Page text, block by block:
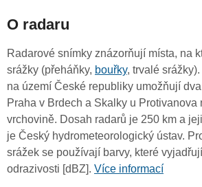
O radaru
Radarové snímky znázorňují místa, na
srážky (přeháňky, bouřky, trvalé
na území České republiky umožňují
Praha v Brdech a Skalky u Protivanova
vrchovině. Dosah radarů je 250 km a
je Český hydrometeorologický ústav.
srážek se používají barvy, které
odrazivosti [dBZ]. Více informací